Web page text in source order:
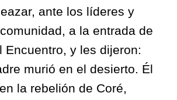
ante los líderes y
a la entrada de
Encuentro, y les dijeron:
murió en el desierto. Él
la rebelión de Coré,